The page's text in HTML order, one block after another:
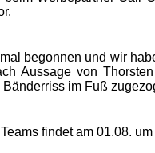
begonnen und wir
Aussage von
im Fuß
findet am 01.08.